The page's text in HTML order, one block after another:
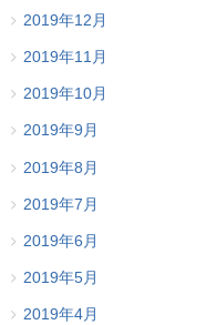
2019年12月
2019年11月
2019年10月
2019年9月
2019年8月
2019年7月
2019年6月
2019年5月
2019年4月